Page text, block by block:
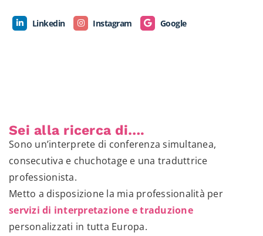
Linkedin Instagram Google
Sei alla ricerca di….
Sono un’interprete di conferenza simultanea,
consecutiva e chuchotage e una traduttrice
professionista.
Metto a disposizione la mia professionalità per
servizi di interpretazione e traduzione
personalizzati in tutta Europa.